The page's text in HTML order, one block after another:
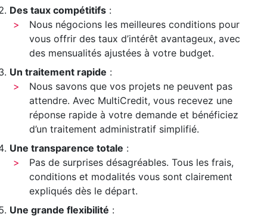
Des taux compétitifs :
Nous négocions les meilleures conditions pour
vous offrir des taux d’intérêt avantageux, avec
des mensualités ajustées à votre budget.
Un traitement rapide :
Nous savons que vos projets ne peuvent pas
attendre. Avec MultiCredit, vous recevez une
réponse rapide à votre demande et bénéficiez
d’un traitement administratif simplifié.
Une transparence totale :
Pas de surprises désagréables. Tous les frais,
conditions et modalités vous sont clairement
expliqués dès le départ.
Une grande flexibilité :